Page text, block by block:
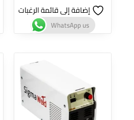
إضافة إلى قائمة الرغبات
WhatsApp us
الحالي
هو:
EGP.